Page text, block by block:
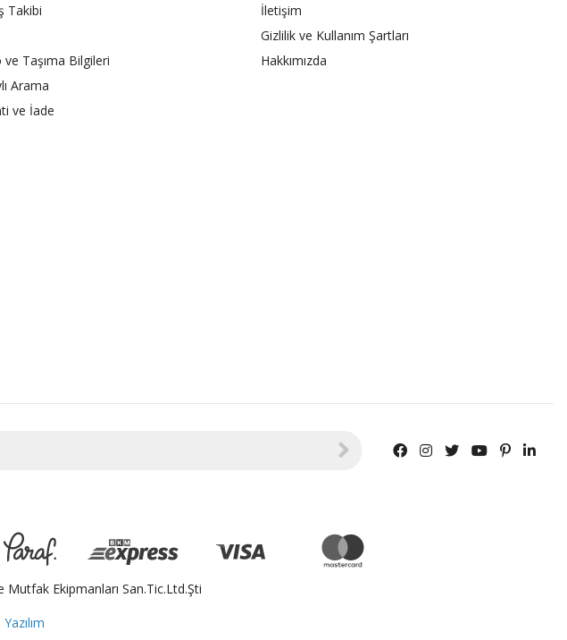
Takibi
ve Taşıma Bilgileri
Arama
ve İade
İletişim
Gizlilik ve Kullanım Şartları
Hakkımızda
Ekipmanları San.Tic.Ltd.Şti